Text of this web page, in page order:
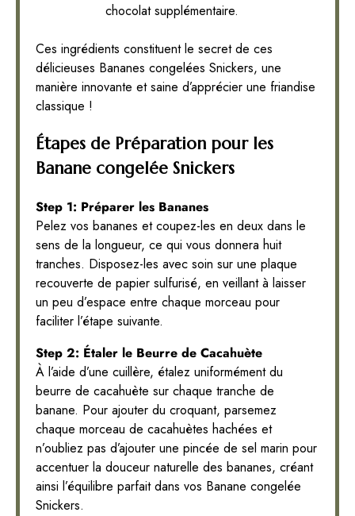
chocolat supplémentaire.
Ces ingrédients constituent le secret de ces
délicieuses Bananes congelées Snickers, une
manière innovante et saine d’apprécier une friandise
classique !
Étapes de Préparation pour les
Banane congelée Snickers
Step 1: Préparer les Bananes
Pelez vos bananes et coupez-les en deux dans le
sens de la longueur, ce qui vous donnera huit
tranches. Disposez-les avec soin sur une plaque
recouverte de papier sulfurisé, en veillant à laisser
un peu d’espace entre chaque morceau pour
faciliter l’étape suivante.
Step 2: Étaler le Beurre de Cacahuète
À l’aide d’une cuillère, étalez uniformément du
beurre de cacahuète sur chaque tranche de
banane. Pour ajouter du croquant, parsemez
chaque morceau de cacahuètes hachées et
n’oubliez pas d’ajouter une pincée de sel marin pour
accentuer la douceur naturelle des bananes, créant
ainsi l’équilibre parfait dans vos Banane congelée
Snickers.